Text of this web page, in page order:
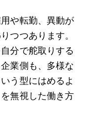
や転勤、異動が
つつあります。
分で舵取りする
業側も、多様な
う型にはめるよ
無視した働き方